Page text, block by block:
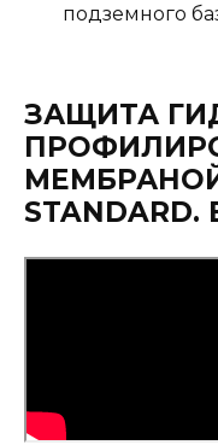
подземного
ЗАЩИТА
МЕМБРАНОЙ